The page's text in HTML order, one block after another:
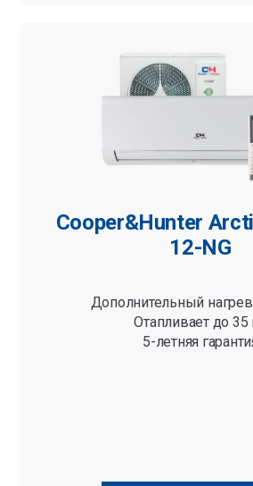
Cooper&Hunter
12-NG
Дополнительный
Отапливает до 35
5-летняя